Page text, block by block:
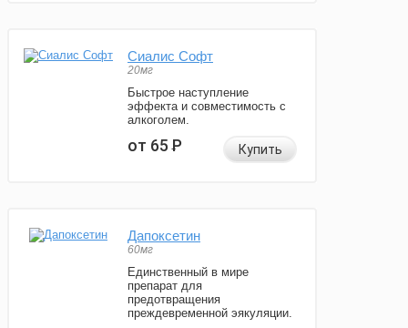
Сиалис Софт
20мг
Быстрое наступление
эффекта и совместимость с
алкоголем.
от 65Р Купить
Дапоксетин
60мг
Единственный в мире
препарат для
предотвращения
преждевременной эякуляции.